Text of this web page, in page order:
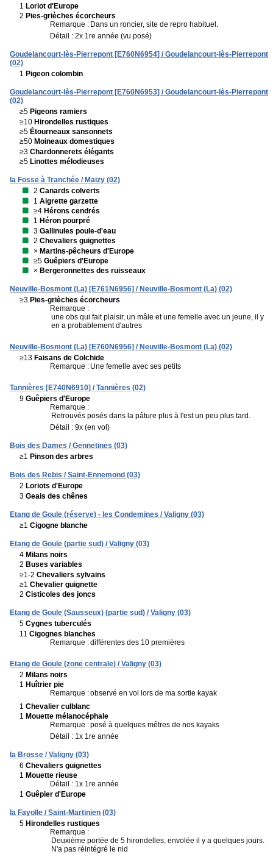
1 Loriot d'Europe
2 Pies-grièches écorcheurs
Remarque : Dans un roncier, site de repro habituel.
Détail : 2x 1re année (vu posé)
Goudelancourt-lès-Pierrepont [E760N6954] / Goudelancourt-lès-Pierrepont
(02)
1 Pigeon colombin
Goudelancourt-lès-Pierrepont [E760N6953] / Goudelancourt-lès-Pierrepont
(02)
≥5 Pigeons ramiers
≥10 Hirondelles rustiques
≥5 Étourneaux sansonnets
≥50 Moineaux domestiques
≥3 Chardonnerets élégants
≥5 Linottes mélodieuses
la Fosse à Tranchée / Maizy (02)
2 Canards colverts
1 Aigrette garzette
≥4 Hérons cendrés
1 Héron pourpré
3 Gallinules poule-d'eau
2 Chevaliers guignettes
× Martins-pêcheurs d'Europe
≥5 Guêpiers d'Europe
× Bergeronnettes des ruisseaux
Neuville-Bosmont (La) [E761N6956] / Neuville-Bosmont (La) (02)
≥3 Pies-grièches écorcheurs
Remarque :
une obs qui fait plaisir, un mâle et une femelle avec un jeune, il y
en a probablement d'autres
Neuville-Bosmont (La) [E760N6956] / Neuville-Bosmont (La) (02)
≥13 Faisans de Colchide
Remarque : Une femelle avec ses petits
Tannières [E740N6910] / Tannières (02)
9 Guêpiers d'Europe
Remarque :
Retrouvés posés dans la pâture plus à l'est un peu plus tard.
Détail : 9x (en vol)
Bois des Dames / Gennetines (03)
≥1 Pinson des arbres
Bois des Rebis / Saint-Ennemond (03)
2 Loriots d'Europe
3 Geais des chênes
Etang de Goule (réserve) - les Condemines / Valigny (03)
≥1 Cigogne blanche
Etang de Goule (partie sud) / Valigny (03)
4 Milans noirs
2 Buses variables
≥1-2 Chevaliers sylvains
≥1 Chevalier guignette
2 Cisticoles des joncs
Etang de Goule (Sausseux) (partie sud) / Valigny (03)
5 Cygnes tuberculés
11 Cigognes blanches
Remarque :différentes des 10 premières
Etang de Goule (zone centrale) / Valigny (03)
2 Milans noirs
1 Huîtrier pie
Remarque :observé en vol lors de ma sortie kayak
1 Chevalier culblanc
1 Mouette mélanocéphale
Remarque :posé à quelques mêtres de nos kayaks
Détail : 1x 1re année
la Brosse / Valigny (03)
6 Chevaliers guignettes
1 Mouette rieuse
Détail : 1x 1re année
1 Guêpier d'Europe
la Fayolle / Saint-Martinien (03)
5 Hirondelles rustiques
Remarque :
Deuxième portée de 5 hirondelles, envolée il y a quelques jours.
N'a pas réintégré le nid